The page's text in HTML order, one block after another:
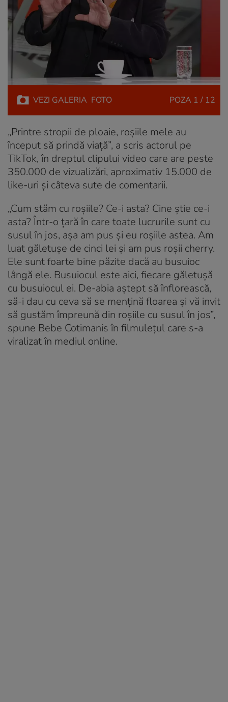
VEZI GALERIA FOTO POZA 1 / 12
„Printre stropii de ploaie, roșiile mele au
început să prindă viață”, a scris actorul pe
TikTok, în dreptul clipului video care are peste
350.000 de vizualizări, aproximativ 15.000 de
like-uri și câteva sute de comentarii.
„Cum stăm cu roșiile? Ce-i asta? Cine știe ce-i
asta? Într-o țară în care toate lucrurile sunt cu
susul în jos, așa am pus și eu roșiile astea. Am
luat găletușe de cinci lei și am pus roșii cherry.
Ele sunt foarte bine păzite dacă au busuioc
lângă ele. Busuiocul este aici, fiecare găletușă
cu busuiocul ei. De-abia aștept să înflorească,
să-i dau cu ceva să se mențină floarea și vă invit
să gustăm împreună din roșiile cu susul în jos”,
spune Bebe Cotimanis în filmulețul care s-a
viralizat în mediul online.